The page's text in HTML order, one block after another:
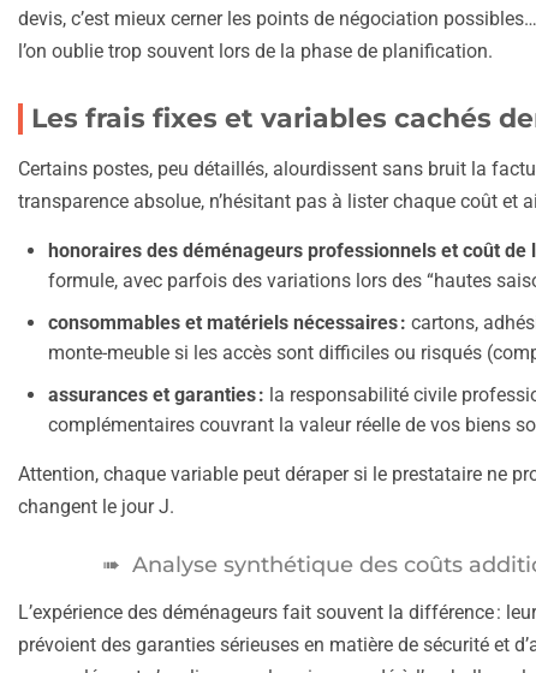
devis, c’est mieux cerner les points de négociation
l’on oublie trop souvent lors de la phase de planification.
Les frais fixes et variables cachés
Certains postes, peu détaillés, alourdissent sans bruit la
transparence absolue, n’hésitant pas à lister chaque coût et
honoraires des déménageurs professionnels et coût de
formule, avec parfois des variations lors des “hautes
consommables et matériels nécessaires : cartons,
monte-meuble si les accès sont difficiles ou risqués
assurances et garanties : la responsabilité civile
complémentaires couvrant la valeur réelle de vos biens
Attention, chaque variable peut déraper si le prestataire ne
changent le jour J.
Analyse synthétique des coûts
L’expérience des déménageurs fait souvent la différence :
prévoient des garanties sérieuses en matière de sécurité et